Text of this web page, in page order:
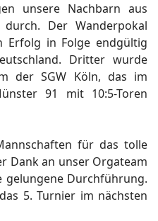
unsere Nachbarn aus
Der Wanderpokal
Erfolg in Folge endgültig
Dritter wurde
der SGW Köln, das im
91 mit 10:5-Toren
für das tolle
Dank an unser Orgateam
Durchführung.
5. Turnier im nächsten